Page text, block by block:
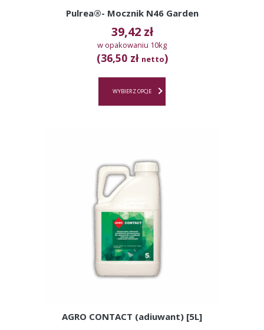
Pulrea®- Mocznik N46 Garden
39,42 zł
w opakowaniu 10kg
(36,50 zł netto)
WYBIERZ OPCJE
AGRO CONTACT (adiuwant) [5L]